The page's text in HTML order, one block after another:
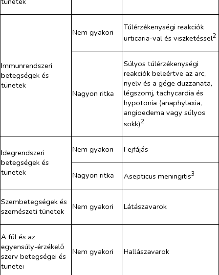
Immunrendszeri
betegségek és
tünetek
Nem gyakori
Túlérzékenységi reakciók
urticaria-val és viszketéssel2
Nagyon ritka
Súlyos túlérzékenységi
reakciók beleértve az arc,
nyelv és a gége duzzanata,
légszomj, tachycardia és
hypotonia (anaphylaxia,
angioedema vagy súlyos
sokk)2
Idegrendszeri
betegségek és
tünetek
Nem gyakori Fejfájás
Nagyon ritka Asepticus meningitis3
Szembetegségek és
szemészeti tünetek
Nem gyakori Látászavarok
A fül és az
egyensúly-érzékelő
szerv betegségei és
tünetei
Nem gyakori Hallászavarok